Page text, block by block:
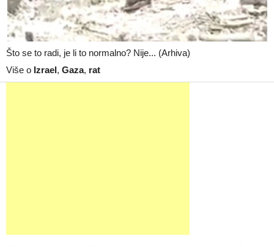
Što se to radi, je li to normalno? Nije... (Arhiva)
Više o Izrael, Gaza, rat